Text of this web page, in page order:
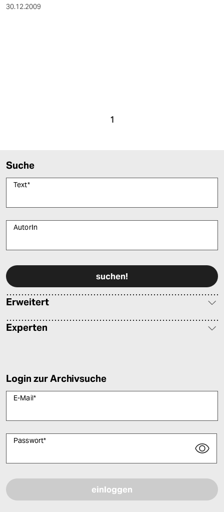
30.12.2009
1
Suche
Text*
AutorIn
Erweitert
Experten
Login zur Archivsuche
E-Mail*
Passwort*